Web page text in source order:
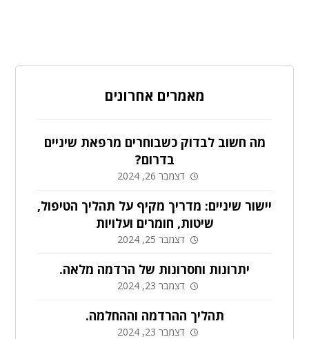
מאמרים אחרונים
מה חשוב לבדוק כשבוחרים מרפאת שיניים
בדרום?
דצמבר 26, 2024
יישור שיניים: מדריך מקיף על תהליך הטיפול,
שיטות, חומרים ועלויות
דצמבר 25, 2024
יתרונות וחסרונות של הרדמה מלאה.
דצמבר 23, 2024
תהליך ההרדמה וההחלמה.
דצמבר 23, 2024